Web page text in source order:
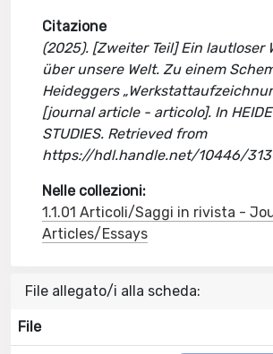
Citazione
(2025). [Zweiter Teil] Ein lautloser
über unsere Welt. Zu einem
Heideggers
[journal article - articolo]. In
STUDIES. Retrieved from
https://hdl.handle.net/10446/
Nelle collezioni:
1.1.01 Articoli/Saggi in rivista -
Articles/Essays
File allegato/i alla scheda:
File